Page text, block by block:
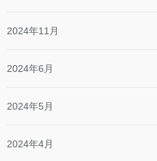
2024年11月
2024年6月
2024年5月
2024年4月